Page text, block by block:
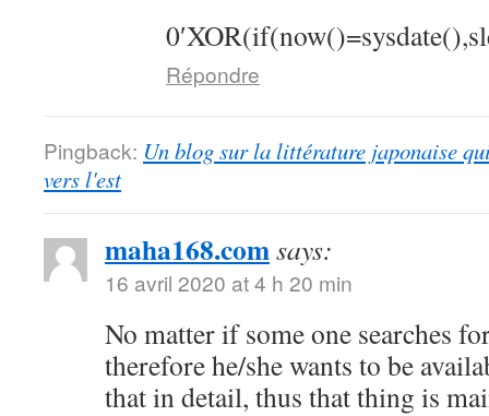
Répondre
Pingback: Un blog sur la littérature japonaise
vers l'est
maha168.comsays:
16 avril 2020 at 4 h 20 min
No matter if some one searches
therefore he/she wants to be
that in detail, thus that thing is